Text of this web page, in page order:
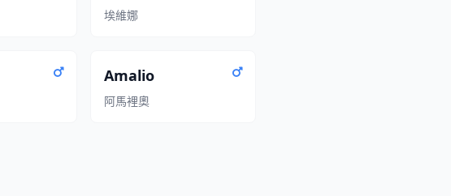
埃維娜
Amalio
阿馬裡奧